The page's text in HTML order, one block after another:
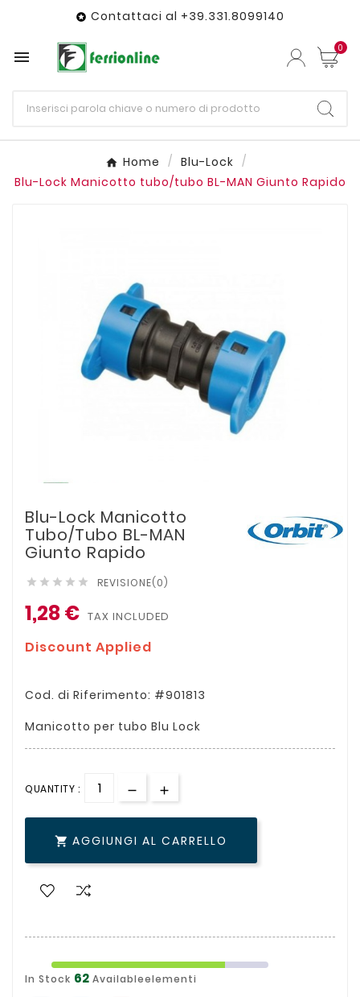
 Contattaci al +39.331.8099140
 0
Home
Blu-Lock
Blu-Lock Manicotto tubo/tubo BL-MAN Giunto Rapido
Blu-Lock Manicotto
Tubo/tubo BL-MAN
Giunto Rapido
     REVISIONE(0)
1,28 € TAX INCLUDED
Discount Applied
Cod. di Riferimento: #901813
Manicotto per tubo Blu Lock
QUANTITY :
 AGGIUNGI AL CARRELLO
In Stock 62 Availableelementi